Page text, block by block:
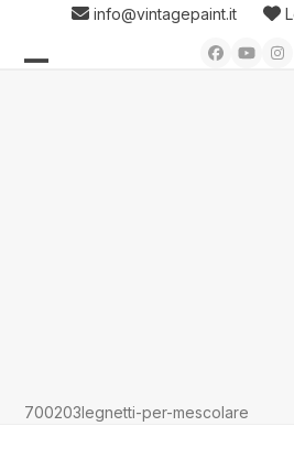
content
info@vintagepaint.it
Facebook
700203legnetti-per-mescolare